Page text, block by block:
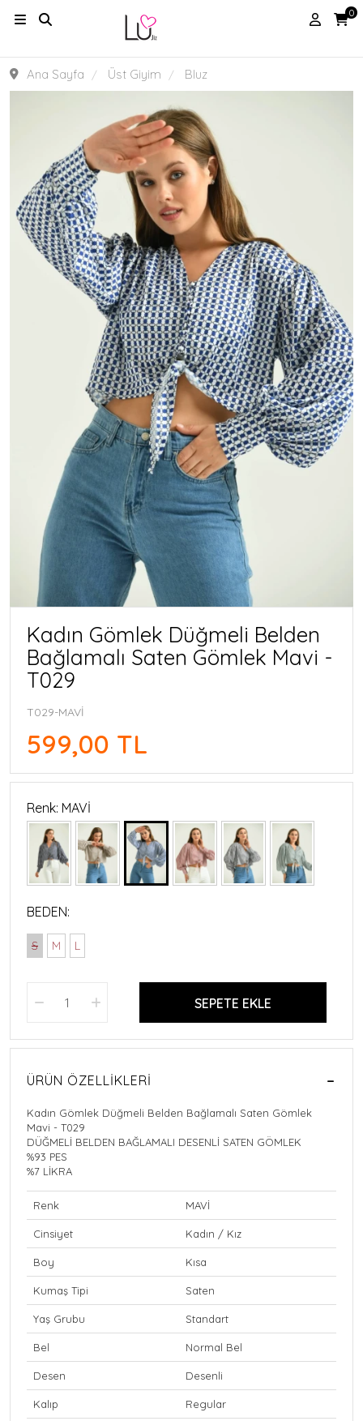
0
Ana Sayfa Üst Giyim Bluz
Kadın Gömlek Düğmeli Belden
Bağlamalı Saten Gömlek Mavi -
T029
T029-MAVİ
599,00 TL
Renk: MAVİ
BEDEN:
S M L
SEPETE EKLE
ÜRÜN ÖZELLIKLERI
Kadın Gömlek Düğmeli Belden Bağlamalı Saten Gömlek
Mavi - T029
DÜĞMELİ BELDEN BAĞLAMALI DESENLİ SATEN GÖMLEK
%93 PES
%7 LİKRA
Renk MAVİ
Cinsiyet Kadın / Kız
Boy Kısa
Kumaş Tipi Saten
Yaş Grubu Standart
Bel Normal Bel
Desen Desenli
Kalıp Regular